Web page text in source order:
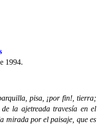
1994.
pisa, ¡por fin!, tierra;
la ajetreada travesía en el
mirada por el paisaje, que es